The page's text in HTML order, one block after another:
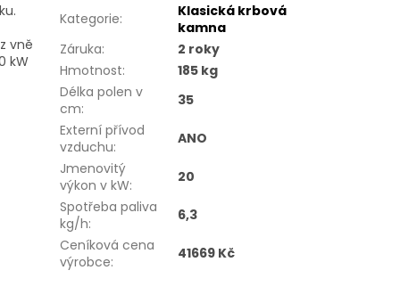
vně
kW
Kategorie:
Klasická krbová
kamna
Záruka:
2 roky
Hmotnost:
185 kg
Délka polen v
cm:
35
Externí přívod
vzduchu:
ANO
Jmenovitý
výkon v kW:
20
Spotřeba paliva
kg/h:
6,3
Ceníková cena
výrobce: 41669 Kč